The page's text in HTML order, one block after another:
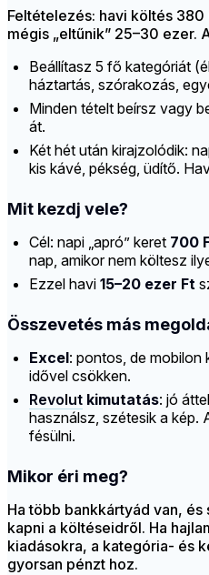
Feltételezés: havi költés
mégis „eltűnik” 25–30 ezer.
Beállítasz 5 fő kategóriát
háztartás, szórakozás,
Minden tételt beírsz vagy
át.
Két hét után kirajzolódik:
kis kávé, pékség, üdítő.
Mit kezdj vele?
Cél: napi „apró” keret 700
nap, amikor nem költesz
Ezzel havi 15–20 ezer Ft
Összevetés más
Excel: pontos, de mobilon
idővel csökken.
Revolut kimutatás: jó
használsz, szétesik a kép.
fésülni.
Mikor éri meg?
Ha több bankkártyád van, és
kapni a költéseidről. Ha
kiadásokra, a kategória- és
gyorsan pénzt hoz.